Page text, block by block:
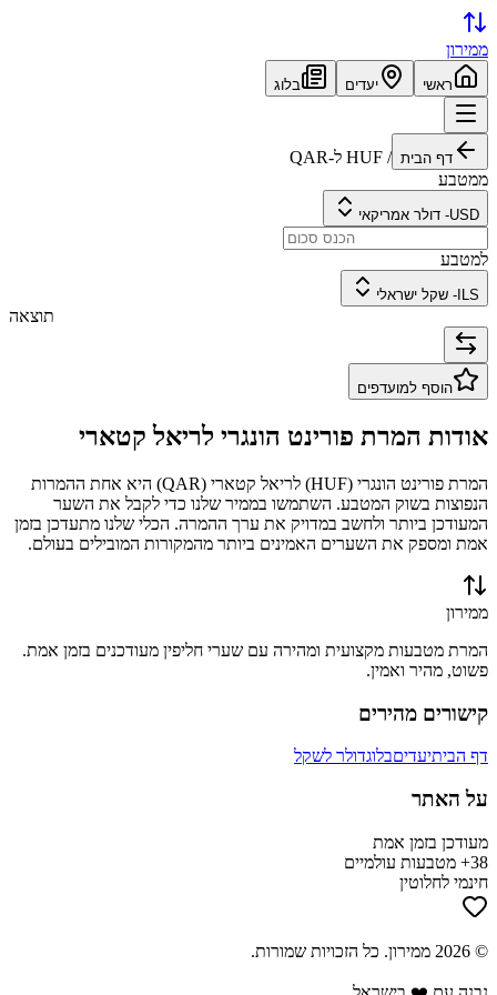
ממירון
ראשי יעדים בלוג
דף הבית /
HUF ל-QAR
ממטבע
USD
- דולר אמריקאי
למטבע
ILS
- שקל ישראלי
תוצאה
הוסף למועדפים
אודות המרת פורינט הונגרי לריאל קטארי
המרת פורינט הונגרי (
HUF) לריאל קטארי (
QAR) היא אחת ההמרות
הנפוצות בשוק המטבע. השתמשו בממיר שלנו כדי לקבל את השער
המעודכן ביותר ולחשב במדויק את ערך ההמרה. הכלי שלנו מתעדכן בזמן
אמת ומספק את השערים האמינים ביותר מהמקורות המובילים בעולם.
ממירון
המרת מטבעות מקצועית ומהירה עם שערי חליפין מעודכנים בזמן אמת.
פשוט, מהיר ואמין.
קישורים מהירים
דף הביתיעדיםבלוגדולר לשקל
על האתר
מעודכן בזמן אמת
38+ מטבעות עולמיים
חינמי לחלוטין
©
2026 ממירון. כל הזכויות שמורות.